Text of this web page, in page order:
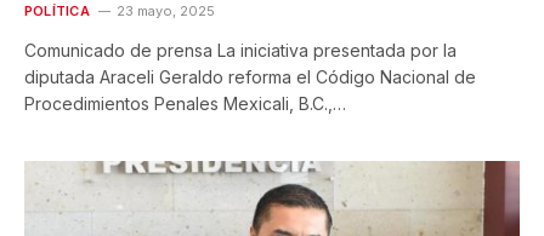
POLÍTICA 23 mayo, 2025
Comunicado de prensa La iniciativa presentada por la
diputada Araceli Geraldo reforma el Código Nacional de
Procedimientos Penales Mexicali, B.C.,…